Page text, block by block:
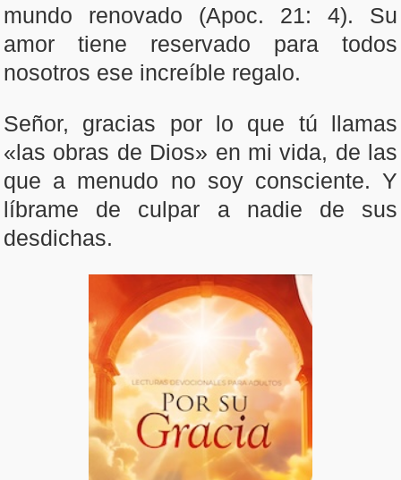
mundo renovado (Apoc. 21: 4). Su
amor tiene reservado para todos
nosotros ese increíble regalo.
Señor, gracias por lo que tú llamas
«las obras de Dios» en mi vida, de las
que a menudo no soy consciente. Y
líbrame de culpar a nadie de sus
desdichas.